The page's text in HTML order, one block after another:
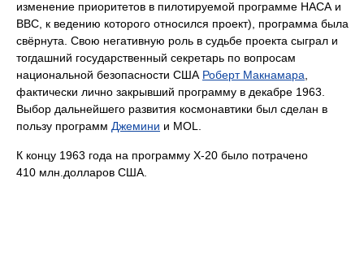
изменение приоритетов в пилотируемой программе НАСА и
ВВС, к ведению которого относился проект), программа была
свёрнута. Свою негативную роль в судьбе проекта сыграл и
тогдашний государственный секретарь по вопросам
национальной безопасности США Роберт Макнамара,
фактически лично закрывший программу в декабре 1963.
Выбор дальнейшего развития космонавтики был сделан в
пользу программ Джемини и MOL.
К концу 1963 года на программу Х-20 было потрачено
410 млн.долларов США.